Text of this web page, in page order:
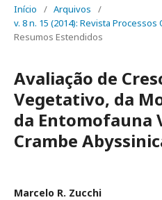
Início / Arquivos
/
v. 8 n. 15 (2014): Revista Processos
Resumos Estendidos
Avaliação de
Vegetativo, da
da Entomofauna
Crambe
Marcelo R. Zucchi